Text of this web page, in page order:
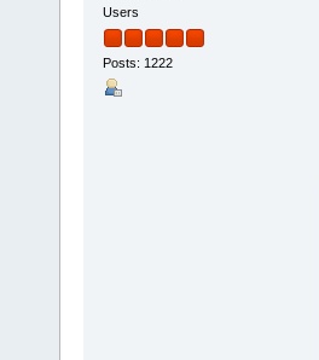
Users
Posts: 1222